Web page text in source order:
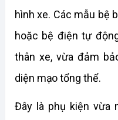
hình xe. Các mẫu bệ
hoặc bệ điện tự
thân xe, vừa đảm
diện mạo tổng thể.
Đây là phụ kiện vừa